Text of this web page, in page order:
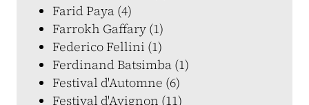
Farid Paya (4)
Farrokh Gaffary (1)
Federico Fellini (1)
Ferdinand Batsimba (1)
Festival d'Automne (6)
Festival d'Avignon (11)